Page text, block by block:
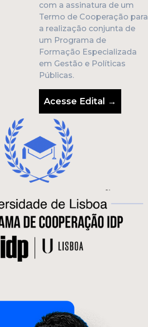
com a assinatura de um
Termo de Cooperação para
a realização conjunta de
um Programa de
Formação Especializada
em Gestão e Políticas
Públicas.
Acesse Edital →